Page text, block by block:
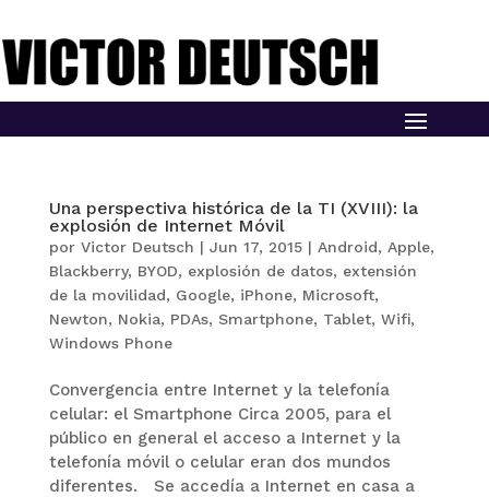
Una perspectiva histórica de la TI (XVIII): la
explosión de Internet Móvil
por Victor Deutsch | Jun 17, 2015| Android, Apple,
Blackberry, BYOD, explosión de datos, extensión
de la movilidad, Google, iPhone, Microsoft,
Newton, Nokia, PDAs, Smartphone, Tablet, Wifi,
Windows Phone
Convergencia entre Internet y la telefonía
celular: el Smartphone Circa 2005, para el
público en general el acceso a Internet y la
telefonía móvil o celular eran dos mundos
diferentes. Se accedía a Internet en casa a